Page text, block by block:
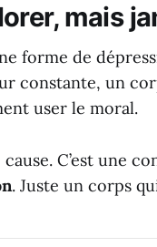
mais
forme de
constante, un
user le moral.
C’est une
. Juste un corps